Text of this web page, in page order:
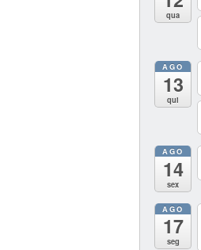
qua
AGO
13
qui
AGO
14
sex
AGO
17
seg